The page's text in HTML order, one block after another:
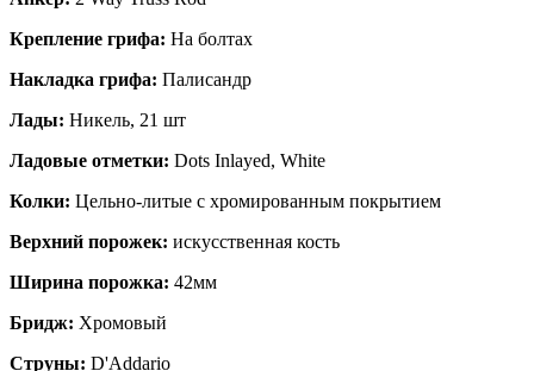
Крепление грифа: На болтах
Накладка грифа: Палисандр
Лады: Никель, 21 шт
Ладовые отметки: Dots Inlayed, White
Колки: Цельно-литые с хромированным покрытием
Верхний порожек: искусственная кость
Ширина порожка: 42мм
Бридж: Хромовый
Струны: D'Addario